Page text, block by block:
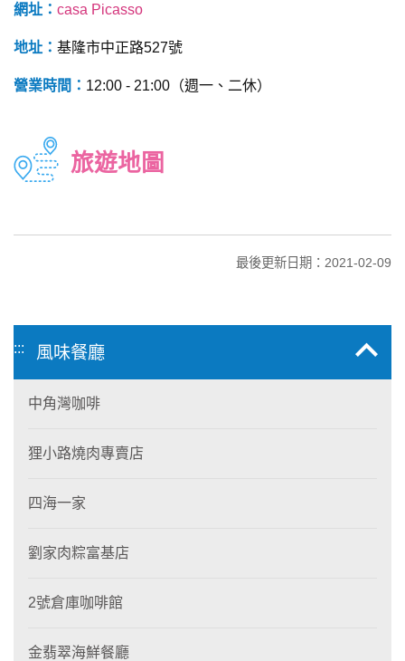
網址： casa Picasso
地址： 基隆市中正路527號
營業時間： 12:00 - 21:00（週一、二休）
旅遊地圖
最後更新日期：2021-02-09
::: 風味餐廳
中角灣咖啡
狸小路燒肉專賣店
四海一家
劉家肉粽富基店
2號倉庫咖啡館
金翡翠海鮮餐廳